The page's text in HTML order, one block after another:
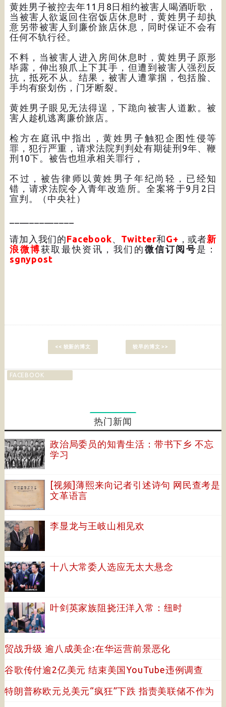
黄姓男子被控去年11月8日相约被害人喝酒听歌，
当被害人欲返回住宿饭店休息时，黄姓男子却执
意另带被害人到廉价旅店休息，同时保证不会有
任何不轨行径。
不料，当被害人进入房间休息时，黄姓男子原形
毕露，伸出狼爪上下其手，但遭到被害人强烈反
抗，抵死不从。结果，被害人遭掌掴，包括脸、
手均有瘀划伤，门牙断裂。
黄姓男子眼见无法得逞，下跪向被害人道歉。被
害人趁机逃离廉价旅店。
检方在庭讯中指出，黄姓男子触犯企图性侵等
罪，犯行严重，请求法院判判处有期徒刑9年、鞭
刑10下。被告也坦承相关罪行，
不过，被告律师以黄姓男子年纪尚轻，已经知
错，请求法院令入青年改造所。全案将于9月2日
宣判。（中央社）
请加入我们的Facebook Twitter和G+ ，或者新
浪微博获取最快资讯，我们的 微信订阅号 是：
sgnypost
<< 较新的博文 较早的博文 >>
FACEBOOK
热门新闻
政治局委员的知青生活：带书下乡 不忘
学习
[视频]薄熙来向记者引述诗句 网民查考是
文革语言
李显龙与王岐山相见欢
十八大常委人选应无太大悬念
叶剑英家族阻挠汪洋入常：纽时
贸战升级 逾八成美企:在华运营前景恶化
谷歌传付逾2亿美元 结束美国YouTube违例调查
特朗普称欧元兑美元“疯狂”下跌 指责美联储不作为